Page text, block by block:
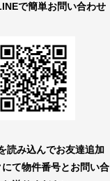
で簡単お問い合わせ
読み込んでお友達追加
て物件番号とお問い合